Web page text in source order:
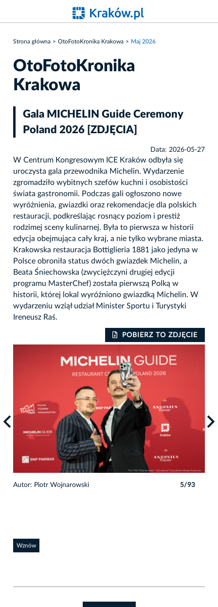
Strona główna OtoFotoKronika Krakowa Maj 2026
OtoFotoKronika
Krakowa
Gala MICHELIN Guide Ceremony
Poland 2026 [ZDJĘCIA]
Data: 2026-05-27
W Centrum Kongresowym ICE Kraków odbyła się
uroczysta gala przewodnika Michelin. Wydarzenie
zgromadziło wybitnych szefów kuchni i osobistości
świata gastronomii. Podczas gali ogłoszono nowe
wyróżnienia, gwiazdki oraz rekomendacje dla polskich
restauracji, podkreślając rosnący poziom i prestiż
rodzimej sceny kulinarnej. Była to pierwsza w historii
edycja obejmująca cały kraj, a nie tylko wybrane miasta.
Krakowska restauracja Bottiglieria 1881 jako jedyna w
Polsce obroniła status dwóch gwiazdek Michelin, a
Beata Śniechowska (zwyciężczyni drugiej edycji
programu MasterChef) została pierwszą Polką w
historii, której lokal wyróżniono gwiazdką Michelin. W
wydarzeniu wziął udział Minister Sportu i Turystyki
Ireneusz Raś.
POBIERZ TO ZDJĘCIE
Autor: Piotr Wojnarowski 5/93
Wznów